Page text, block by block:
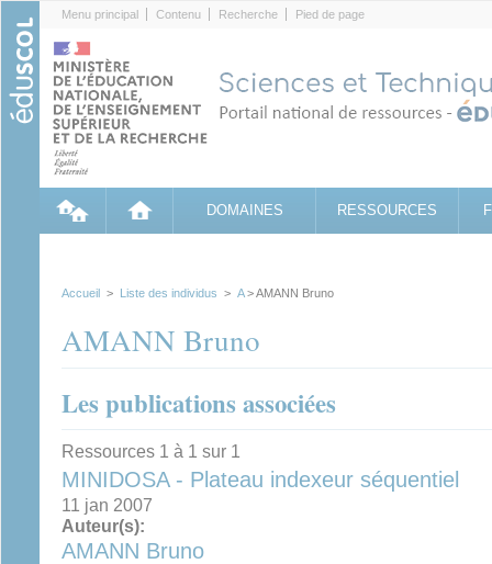
Menu principal Contenu Recherche Pied de page
DOMAINES RESSOURCES
Accueil > Liste des individus > A> AMANN Bruno
AMANN Bruno
Les publications associées
Ressources 1 à 1 sur 1
MINIDOSA - Plateau indexeur séquentiel
11 jan 2007
Auteur(s):
AMANN Bruno